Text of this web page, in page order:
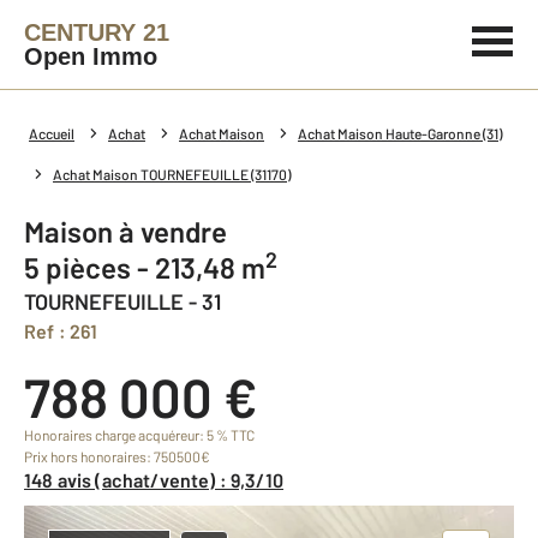
CENTURY 21
Open Immo
Accueil Achat Achat Maison Achat Maison Haute-Garonne (31)
Achat Maison TOURNEFEUILLE (31170)
Maison à vendre
5 pièces - 213,48 m2
TOURNEFEUILLE - 31
Ref : 261
788 000 €
Honoraires charge acquéreur: 5 % TTC
Prix hors honoraires: 750500€
148 avis (achat/vente) : 9,3/10